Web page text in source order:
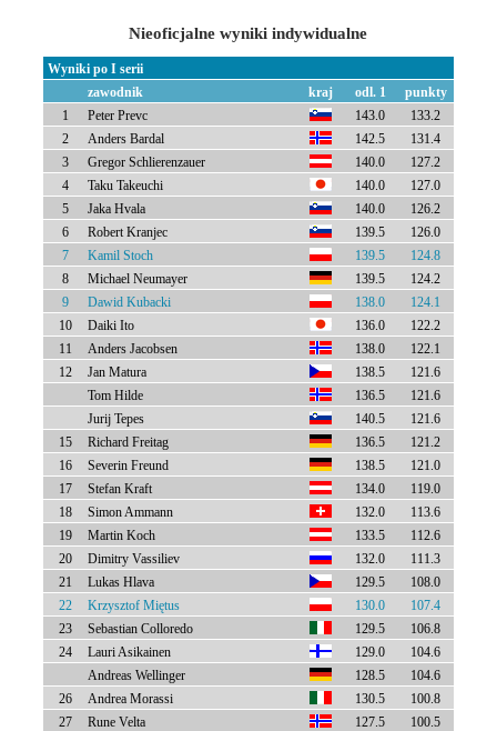
Nieoficjalne wyniki indywidualne
Wyniki po I serii
zawodnik
kraj odl. 1
punkty
1
Peter Prevc 143.0
133.2
2
Anders Bardal 142.5
131.4
3
Gregor Schlierenzauer 140.0
127.2
4
Taku Takeuchi 140.0
127.0
5
Jaka Hvala 140.0
126.2
6
Robert Kranjec 139.5
126.0
7
Kamil Stoch 139.5
124.8
8
Michael Neumayer 139.5
124.2
9
Dawid Kubacki 138.0
124.1
10
Daiki Ito 136.0
122.2
11
Anders Jacobsen 138.0
122.1
12
Jan Matura 138.5
121.6
Tom Hilde
136.5
121.6
Jurij Tepes
140.5
121.6
15
Richard Freitag 136.5
121.2
16
Severin Freund 138.5
121.0
17
Stefan Kraft 134.0
119.0
18
Simon Ammann 132.0
113.6
19
Martin Koch 133.5
112.6
20
Dimitry Vassiliev 132.0
111.3
21
Lukas Hlava 129.5
108.0
22
Krzysztof Miętus 130.0
107.4
23
Sebastian Colloredo 129.5
106.8
24
Lauri Asikainen 129.0
104.6
Andreas Wellinger
128.5
104.6
26
Andrea Morassi 130.5
100.8
27
Rune Velta 127.5
100.5